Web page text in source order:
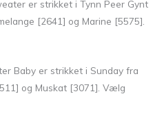
er strikket i Tynn Peer Gynt
[2641] og Marine [5575].
Baby er strikket i Sunday fra
og Muskat [3071]. Vælg